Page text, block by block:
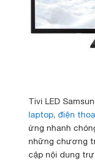
Tivi LED
laptop, điện
ứng nhanh
những chương
cập nội dung